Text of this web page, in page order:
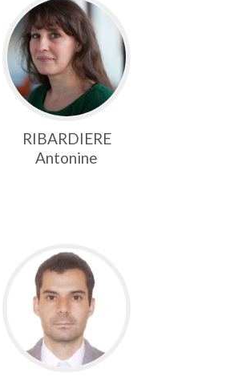
RIBARDIERE
Antonine